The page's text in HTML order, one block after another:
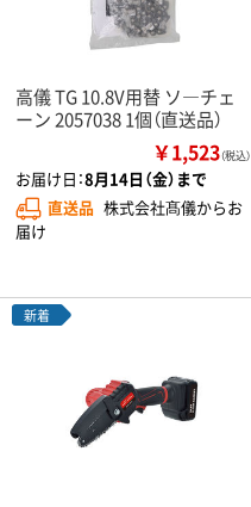
高儀 TG 10.8V用替 ソ―チェ
ーン 2057038 1個（直送品）
￥1,523（税込）
お届け日：8月14日（金）まで
直送品 株式会社髙儀からお
届け
新着